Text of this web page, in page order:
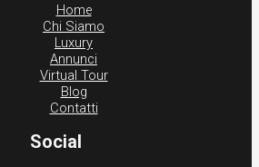
Home
Chi Siamo
Luxury
Annunci
Virtual Tour
Blog
Contatti
Social